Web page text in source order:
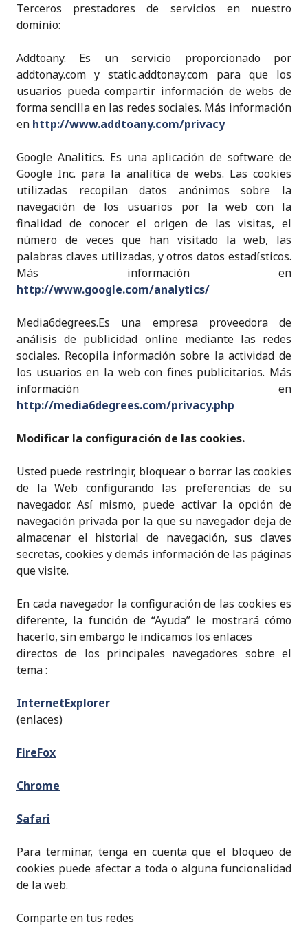
Terceros prestadores de servicios en nuestro
dominio:
Addtoany. Es un servicio proporcionado por
addtonay.com y static.addtonay.com para que los
usuarios pueda compartir información de webs de
forma sencilla en las redes sociales. Más información
en http://www.addtoany.com/privacy
Google Analitics. Es una aplicación de software de
Google Inc. para la analítica de webs. Las cookies
utilizadas recopilan datos anónimos sobre la
navegación de los usuarios por la web con la
finalidad de conocer el origen de las visitas, el
número de veces que han visitado la web, las
palabras claves utilizadas, y otros datos estadísticos.
Más información en
http://www.google.com/analytics/
Media6degrees.Es una empresa proveedora de
análisis de publicidad online mediante las redes
sociales. Recopila información sobre la actividad de
los usuarios en la web con fines publicitarios. Más
información en
http://media6degrees.com/privacy.php
Modificar la configuración de las cookies.
Usted puede restringir, bloquear o borrar las cookies
de la Web configurando las preferencias de su
navegador. Así mismo, puede activar la opción de
navegación privada por la que su navegador deja de
almacenar el historial de navegación, sus claves
secretas, cookies y demás información de las páginas
que visite.
En cada navegador la configuración de las cookies es
diferente, la función de “Ayuda” le mostrará cómo
hacerlo, sin embargo le indicamos los enlaces
directos de los principales navegadores sobre el
tema :
InternetExplorer
(enlaces)
FireFox
Chrome
Safari
Para terminar, tenga en cuenta que el bloqueo de
cookies puede afectar a toda o alguna funcionalidad
de la web.
Comparte en tus redes